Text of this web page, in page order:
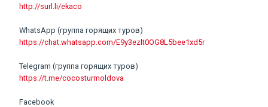
http://surl.li/ekaco
WhatsApp (группа горящих туров)
https://chat.whatsapp.com/E9y3ezlt0OG8L5bee1xd5r
Telegram (группа горящих туров)
https://t.me/cocosturmoldova
Facebook